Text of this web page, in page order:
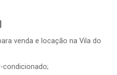
venda e locação na Vila do
condicionado;